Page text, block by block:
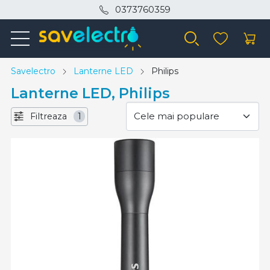
0373760359
Savelectro Lanterne LED Philips
Lanterne LED, Philips
Filtreaza 1